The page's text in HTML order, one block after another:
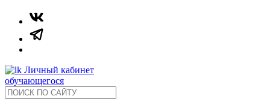
Личный кабинет
обучающегося